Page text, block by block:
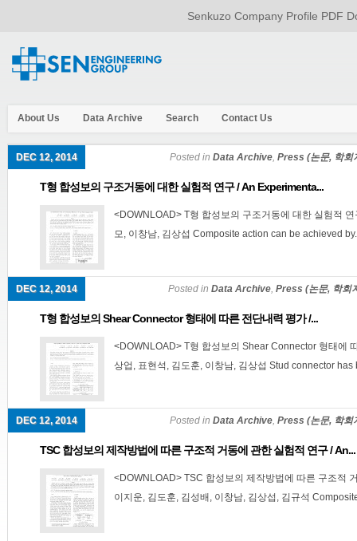
Senkuzo Company Profile PDF
About Us Data Archive Search Contact Us
DEC 12, 2014 Posted in Data Archive, Press (논문, 학회
T형 합성보의 구조거동에 대한 실험적 연구 / An Experimenta...
<DOWNLOAD> T형 합성보의 구조거동에 대한 실험적
모, 이창남, 김상섭 Composite action can be achieved
DEC 12, 2014 Posted in Data Archive, Press (논문, 학회
T형 합성보의 Shear Connector 형태에 따른 전단내력 평가 /...
<DOWNLOAD> T형 합성보의 Shear Connector 형태에
상업, 표현석, 김도훈, 이창남, 김상섭 Stud connector has
DEC 12, 2014 Posted in Data Archive, Press (논문, 학회
TSC 합성보의 제작방법에 따른 구조적 거동에 관한 실험적 연구 / An...
<DOWNLOAD> TSC 합성보의 제작방법에 따른 구조적
이지운, 김도훈, 김성배, 이창남, 김상섭, 김규석